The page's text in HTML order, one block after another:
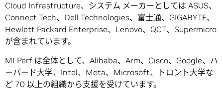
Cloud Infrastructure、システム メーカーとしては ASUS、
Connect Tech、Dell Technologies、富士通、GIGABYTE、
Hewlett Packard Enterprise、Lenovo、QCT、Supermicro
が含まれています。
MLPerf は全体として、Alibaba、Arm、Cisco、Google、ハ
ーバード大学、Intel、Meta、Microsoft、トロント大学な
ど 70 以上の組織から支援を受けています。